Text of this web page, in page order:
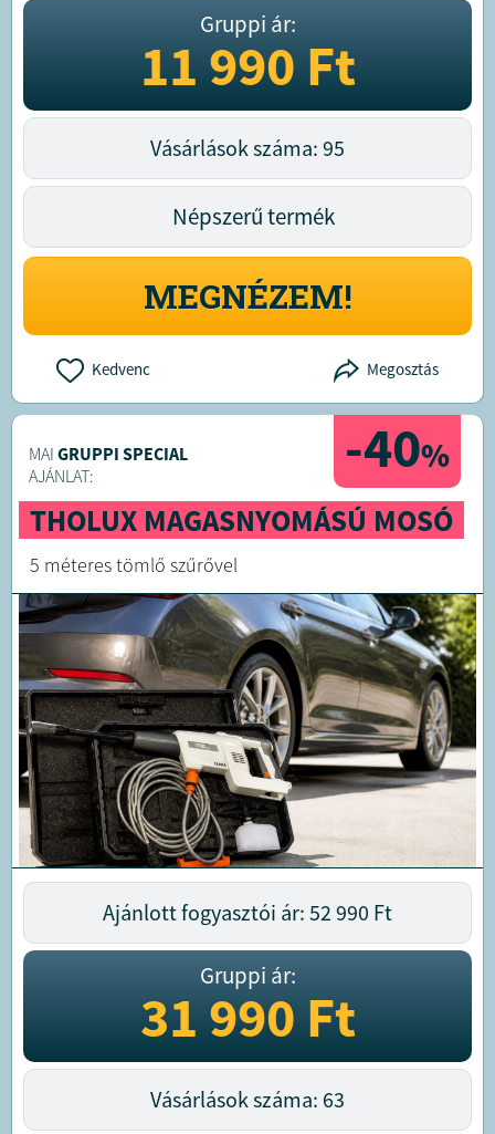
Gruppi ár:
11 990Ft
Vásárlások száma: 95
Népszerű termék
MEGNÉZEM!
Kedvenc Megosztás
-40%
MAI GRUPPI SPECIAL
AJÁNLAT:
THOLUX MAGASNYOMÁSÚ MOSÓ
5 méteres tömlő szűrővel
Ajánlott fogyasztói ár: 52 990 Ft
Gruppi ár:
31 990Ft
Vásárlások száma: 63